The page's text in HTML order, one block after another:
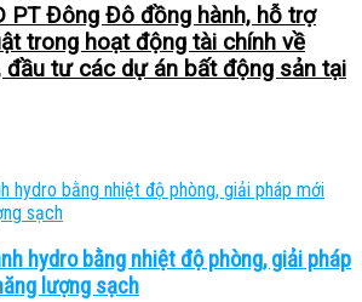
PT Đông Đô đồng hành, hỗ trợ
trong hoạt động tài chính về
đầu tư các dự án bất động sản tại
hydro bằng nhiệt độ phòng, giải pháp
lượng sạch